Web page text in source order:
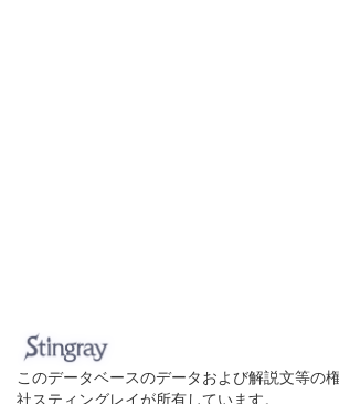
このデータベースのデータおよび解説文等の
社スティングレイが所有しています。